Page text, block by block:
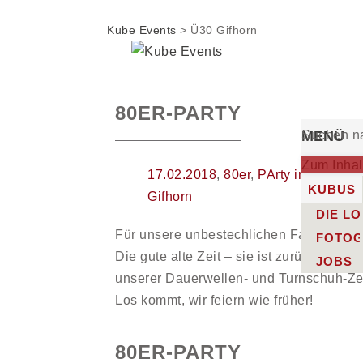
MENÜ
Zum
KUBUS
DIE
JOBS
Suchen
Kube Events > Ü30 Gifhorn
80ER-PARTY
17.02.2018, 80er, PArty in Celle,
Gifhorn
Für unsere unbestechlichen Fans der
Die gute alte Zeit – sie ist zurück! …mit
unserer Dauerwellen- und Turnschuh-
Los kommt, wir feiern wie früher!
80ER-PARTY